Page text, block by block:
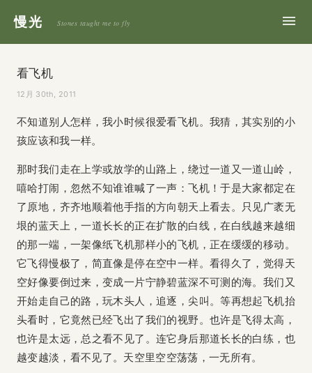
慢光 Stones taught me to fly
看飞机
12月 30th, 2011
不知道别人怎样，我小时候很爱看飞机。我猜，其实别的小
孩应该和我一样。
那时我们走在上学或放学的山路上，绕过一道又一道山岭，
嘻哈打闹，忽然不知谁谁喊了一声：飞机！于是大家都定在
了原地，齐齐地顺着他手指的方向朝天上看去。只见广袤无
垠的蓝天上，一道长长的正在扩散的白线，在白线越来越细
的那一端，一架像纸飞机那样小的飞机，正在缓缓的移动。
它飞得慢极了，简直像是停在空中一样。看得久了，觉得天
空好像要倒过来，变成一片宁静碧蓝深不可测的海。我们又
开始走自己的路，玩木头人，追逐，尖叫。等再想起飞机抬
头看时，它竟然已经飞出了我们的视野。也许是飞得太高，
也许是太远，总之看不见了。连它身后那道长长的白练，也
越变越淡，看不见了。天空里空空荡荡，一无所有。